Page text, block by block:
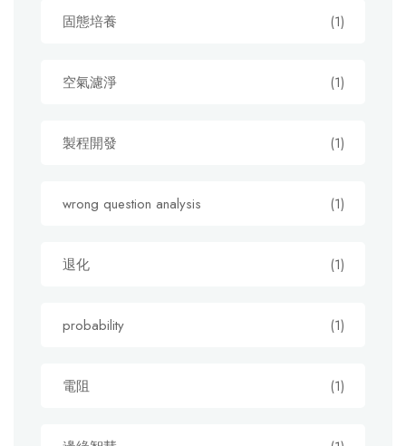
固態培養 (1)
空氣濾淨 (1)
製程開發 (1)
wrong question analysis (1)
退化 (1)
probability (1)
電阻 (1)